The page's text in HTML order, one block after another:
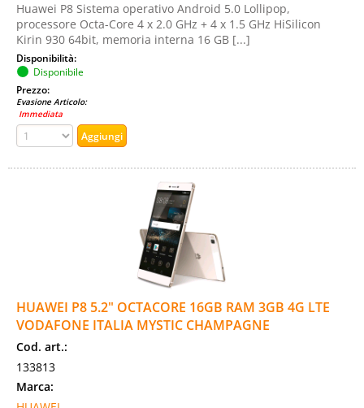
Huawei P8 Sistema operativo Android 5.0 Lollipop,
processore Octa-Core 4 x 2.0 GHz + 4 x 1.5 GHz HiSilicon
Kirin 930 64bit, memoria interna 16 GB [...]
Disponibilità:
Disponibile
Prezzo:
Evasione Articolo:
Immediata
HUAWEI P8 5.2" OCTACORE 16GB RAM 3GB 4G LTE
VODAFONE ITALIA MYSTIC CHAMPAGNE
Cod. art.:
133813
Marca: